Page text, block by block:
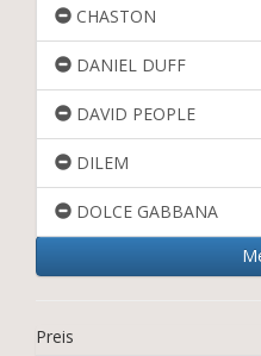
CHASTON
DANIEL DUFF
DAVID PEOPLE
DILEM
DOLCE GABBANA
Preis